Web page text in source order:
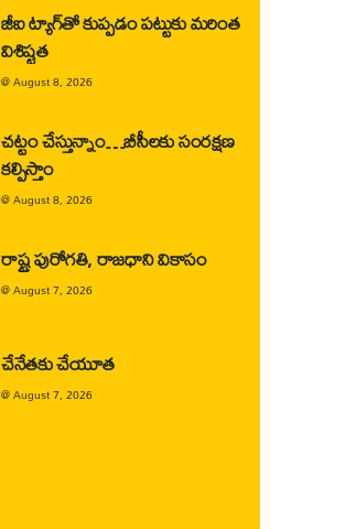
జీఐ ట్యాగ్‌తో కుప్పడం పట్టుకు మరింత
విశిష్టత
@August 8, 2026
చట్టం చేస్తున్నాం…బీసీలకు సంరక్షణ
కల్పిస్తాం
@August 8, 2026
రాష్ట్ర పురోగతి, రాజధాని వికాసం
@August 7, 2026
చేనేతకు చేయూత
@August 7, 2026